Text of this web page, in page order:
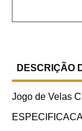
DESCRIÇÃO
Jogo de Velas